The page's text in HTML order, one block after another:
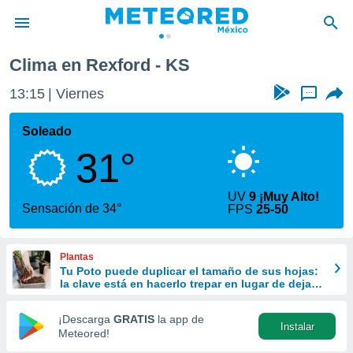
de
ha sido
calidad.
a este
las
y
forma
digital
basada
Clima en Rexford - KS
13:15 Viernes ...
Soleado
31°
Sensación de 34°
UV9 ¡Muy Alto!
FPS25-50
Plantas
Tu Poto puede duplicar el tamaño de sus hojas:
la clave está en hacerlo trepar en lugar de dejarlo
¡Descarga GRATIS la app de
Meteored!
Instalar